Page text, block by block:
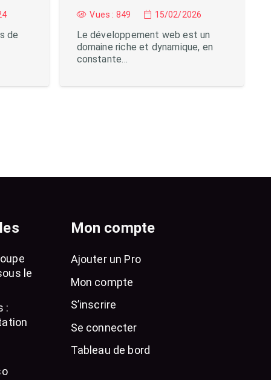
de
Vues : 849 15/02/2026
Le développement web est un
domaine riche et dynamique, en
constante…
le
:
Mon compte
Ajouter un Pro
Mon compte
S’inscrire
Se connecter
Tableau de bord